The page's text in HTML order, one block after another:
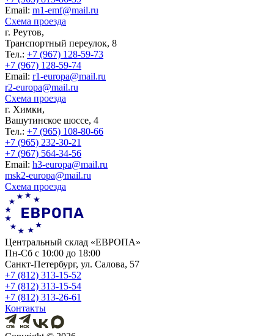
Еmail: m1-emf@mail.ru
Схема проезда
г. Реутов,
Транспортный переулок, 8
Тел.: +7 (967) 128-59-73
+7 (967) 128-59-74
Еmail: r1-europa@mail.ru
r2-europa@mail.ru
Схема проезда
г. Химки,
Вашутинское шоссе, 4
Тел.: +7 (965) 108-80-66
+7 (965) 232-30-21
+7 (967) 564-34-56
Еmail: h3-europa@mail.ru
msk2-europa@mail.ru
Схема проезда
Центральный склад «ЕВРОПА»
Пн-Сб с 10:00 до 18:00
Санкт-Петербург, ул. Салова, 57
+7 (812) 313-15-52
+7 (812) 313-15-54
+7 (812) 313-26-61
Контакты